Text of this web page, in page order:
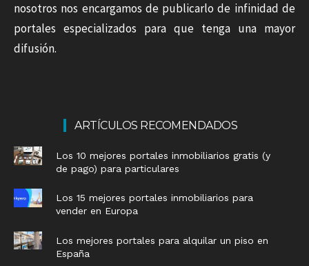
nosotros nos encargamos de publicarlo de infinidad de
portales especializados para que tenga una mayor
difusión.
ARTÍCULOS RECOMENDADOS
Los 10 mejores portales inmobiliarios gratis (y
de pago) para particulares
Los 15 mejores portales inmobiliarios para
vender en Europa
Los mejores portales para alquilar un piso en
España